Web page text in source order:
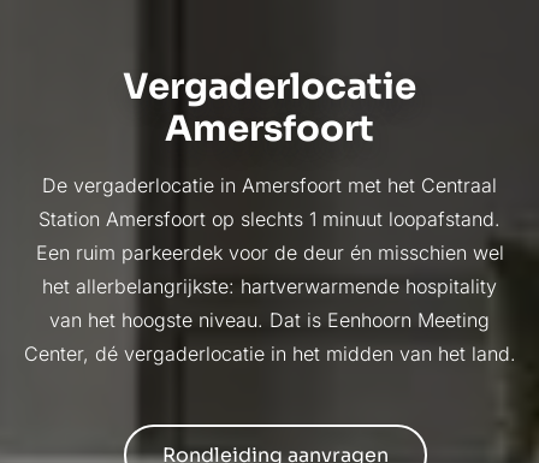
Vergaderlocatie
Amersfoort
De vergaderlocatie in Amersfoort met het Centraal
Station Amersfoort op slechts 1 minuut loopafstand.
Een ruim parkeerdek voor de deur én misschien wel
het allerbelangrijkste: hartverwarmende hospitality
van het hoogste niveau. Dat is Eenhoorn Meeting
Center, dé vergaderlocatie in het midden van het land.
Rondleiding aanvragen